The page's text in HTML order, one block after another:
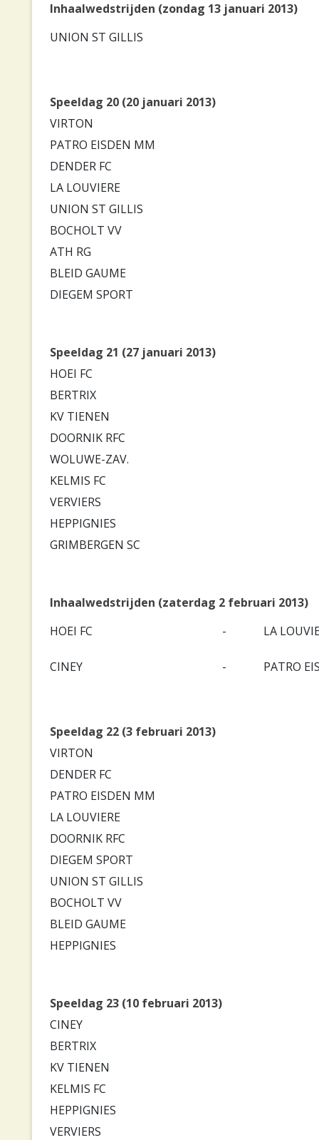
Inhaalwedstrijden (zondag 13 januari 2013)
UNION ST GILLIS
Speeldag 20 (20 januari 2013)
VIRTON
PATRO EISDEN MM
DENDER FC
LA LOUVIERE
UNION ST GILLIS
BOCHOLT VV
ATH RG
BLEID GAUME
DIEGEM SPORT
Speeldag 21 (27 januari 2013)
HOEI FC
BERTRIX
KV TIENEN
DOORNIK RFC
WOLUWE-ZAV.
KELMIS FC
VERVIERS
HEPPIGNIES
GRIMBERGEN SC
Inhaalwedstrijden (zaterdag 2 februari 2013)
HOEI FC
- LA
CINEY - PATRO
Speeldag 22 (3 februari 2013)
VIRTON
DENDER FC
PATRO EISDEN MM
LA LOUVIERE
DOORNIK RFC
DIEGEM SPORT
UNION ST GILLIS
BOCHOLT VV
BLEID GAUME
HEPPIGNIES
Speeldag 23 (10 februari 2013)
CINEY
BERTRIX
KV TIENEN
KELMIS FC
HEPPIGNIES
VERVIERS